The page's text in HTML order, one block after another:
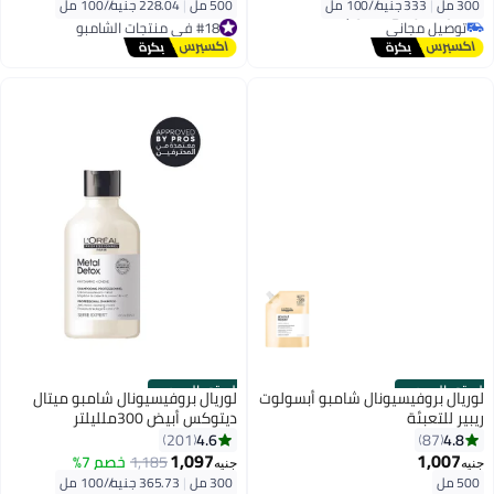
300 ملتوصيل مجاني
#8 في منتجات الشامبو
500 مل#18 في منتجات الشامبو
توصيل مجاني
#18 في منتجات الشامبو
الستور الرسمي
لوريال بروفيسيونال شامبو أبسولوت
ريبير للتعبئة
4.8
87
جنيه1,007
500 مل
#26 في منتجات الشامبو
توصيل مجاني
الستور الرسمي
لوريال بروفيسيونال شامبو ميتال
ديتوكس أبيض 300ملليلتر
4.6
201
جنيه1,097
1,185خصم 7%
300 مل |
#32 في منتجات الشامبو
أقل سعر في 7 يوم